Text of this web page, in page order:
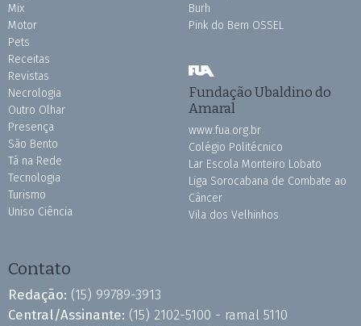
Mix
Motor
Pets
Receitas
Revistas
Necrologia
Outro Olhar
Presença
São Bento
Tá na Rede
Tecnologia
Turismo
Uniso Ciência
Burh
Pink do Bem OSSEL
Fundação Ubaldino do
Amaral
www.fua.org.br
Colégio Politécnico
Lar Escola Monteiro Lobato
Liga Sorocabana de Combate ao
Câncer
Vila dos Velhinhos
Contato
Redação: (15) 99789-3913
Central/Assinante: (15) 2102-5100 - ramal 5110